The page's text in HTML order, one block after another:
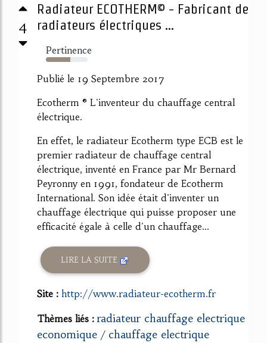
4
Radiateur ECOTHERM© - Fabricant de
radiateurs électriques ...
Pertinence
59%
Publié le 19 Septembre 2017
Ecotherm ® L'inventeur du chauffage central
électrique.
En effet, le radiateur Ecotherm type ECB est le
premier radiateur de chauffage central
électrique, inventé en France par Mr Bernard
Peyronny en 1991, fondateur de Ecotherm
International. Son idée était d'inventer un
chauffage électrique qui puisse proposer une
efficacité égale à celle d'un chauffage...
LIRE LA SUITE
Site : http://www.radiateur-ecotherm.fr
Thèmes liés :radiateur chauffage electrique
economique / chauffage electrique